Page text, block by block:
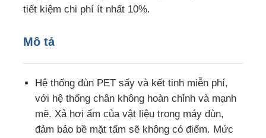
Tin tức
Các trường hợp
Yêu cầu báo giá
dây chuyền ép tấm thú cưng
tiết kiệm chi phí ít nhất 10%.
Mô tả
Hệ thống đùn PET sấy và kết tinh miễn phí,
với hệ thống chân không hoàn chỉnh và mạnh
mẽ. Xả hơi ẩm của vật liệu trong máy đùn,
đảm bảo bề mặt tấm sẽ không có điểm. Mức